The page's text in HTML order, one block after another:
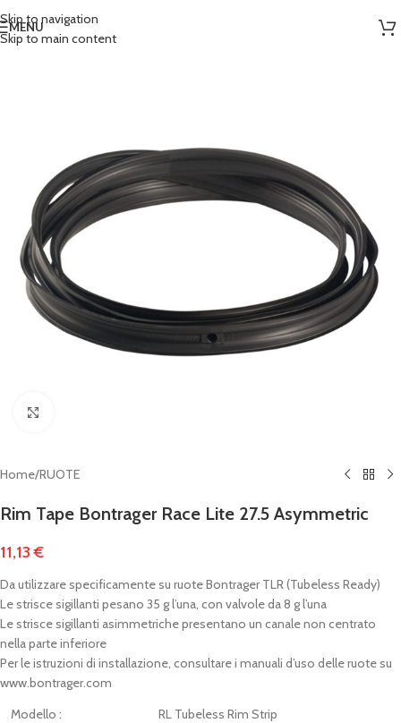
Skip to navigation
Skip to main content
MENU
Home/RUOTE
Rim Tape Bontrager Race Lite 27.5 Asymmetric
11,13€
Da utilizzare specificamente su ruote Bontrager TLR (Tubeless Ready)
Le strisce sigillanti pesano 35 g l’una, con valvole da 8 g l’una
Le strisce sigillanti asimmetriche presentano un canale non centrato
nella parte inferiore
Per le istruzioni di installazione, consultare i manuali d’uso delle ruote su
www.bontrager.com
Modello :
RL Tubeless Rim Strip